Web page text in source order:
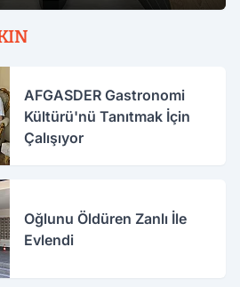
AFGASDER Gastronomi
Kültürü'nü Tanıtmak İçin
Çalışıyor
Oğlunu Öldüren Zanlı İle
Evlendi